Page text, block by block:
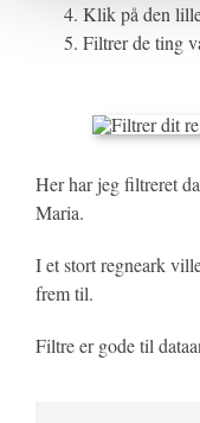
Klik på den
Filtrer de ting
Her har jeg filtreret
Maria.
I et stort regneark
frem til.
Filtre er gode til